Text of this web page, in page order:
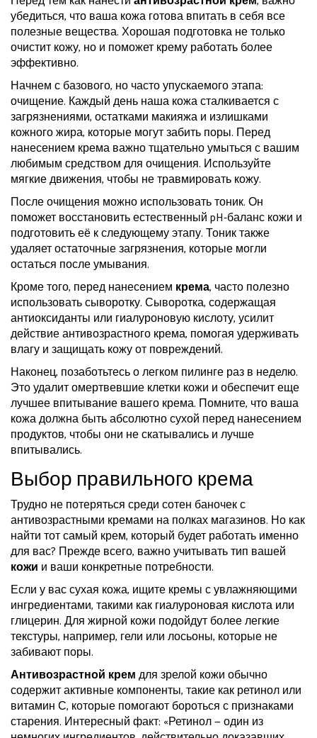
убедиться, что ваша кожа готова впитать в себя все
полезные вещества. Хорошая подготовка не только
очистит кожу, но и поможет крему работать более
эффективно.
Начнем с базового, но часто упускаемого этапа:
очищение. Каждый день наша кожа сталкивается с
загрязнениями, остатками макияжа и излишками
кожного жира, которые могут забить поры. Перед
нанесением крема важно тщательно умыться с вашим
любимым средством для очищения. Используйте
мягкие движения, чтобы не травмировать кожу.
После очищения можно использовать тоник. Он
поможет восстановить естественный pH-баланс кожи и
подготовить её к следующему этапу. Тоник также
удаляет остаточные загрязнения, которые могли
остаться после умывания.
Кроме того, перед нанесением крема, часто полезно
использовать сыворотку. Сыворотка, содержащая
антиоксиданты или гиалуроновую кислоту, усилит
действие антивозрастного крема, помогая удерживать
влагу и защищать кожу от повреждений.
Наконец, позаботьтесь о легком пилинге раз в неделю.
Это удалит омертвевшие клетки кожи и обеспечит еще
лучшее впитывание вашего крема. Помните, что ваша
кожа должна быть абсолютно сухой перед нанесением
продуктов, чтобы они не скатывались и лучше
впитывались.
Выбор правильного крема
Трудно не потеряться среди сотен баночек с
антивозрастными кремами на полках магазинов. Но как
найти тот самый крем, который будет работать именно
для вас? Прежде всего, важно учитывать тип вашей
кожи и ваши конкретные потребности.
Если у вас сухая кожа, ищите кремы с увлажняющими
ингредиентами, такими как гиалуроновая кислота или
глицерин. Для жирной кожи подойдут более легкие
текстуры, например, гели или лосьоны, которые не
забивают поры.
Антивозрастной кремдля зрелой кожи обычно
содержит активные компоненты, такие как ретинол или
витамин С, которые помогают бороться с признаками
старения. Интересный факт: «Ретинол — один из